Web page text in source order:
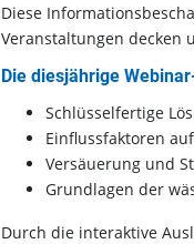
Diese
Veranstaltungen decken
Die diesjährige
Schlüsselfertige
Einflussfaktoren
Versäuerung und
Grundlagen der
Durch die interaktive